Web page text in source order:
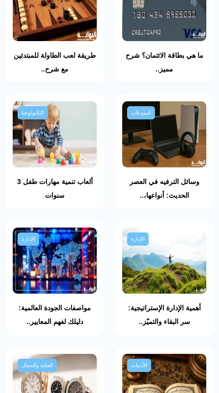
ما هي بطاقة الائتمان؟ شرح
مميز..
طريقة لعب الطاولة للمبتدئين
مع شرح..
المنوعات
وسائل الترفيه في العصر
الحديث: أنواعها،..
التكنولوجيا
ألعاب تنمية مهارات طفل 3
سنوات
الإدارة
أهمية الإدارة الإستراتيجية:
سر البقاء والتميّز..
الإدارة
مواصفات الجودة العالمية:
دليلك لفهم المعايير..
الأدبيات العناية والجمال